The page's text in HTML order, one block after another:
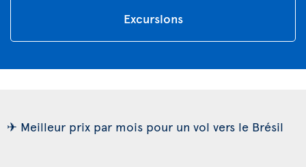
Excursions
✈ Meilleur prix par mois pour un vol vers le Brésil